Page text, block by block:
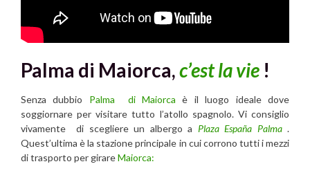
Palma di Maiorca,c’est la vie !
Senza dubbio Palma di Maiorca è il luogo ideale dove
soggiornare per visitare tutto l’atollo spagnolo. Vi consiglio
vivamente di scegliere un albergo a Plaza España Palma.
Quest’ultima è la stazione principale in cui corrono tutti i mezzi
di trasporto per girareMaiorca: